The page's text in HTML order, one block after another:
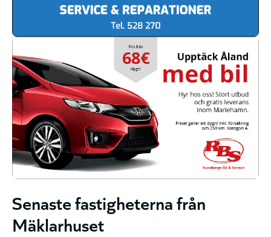
Senaste fastigheterna från
Mäklarhuset